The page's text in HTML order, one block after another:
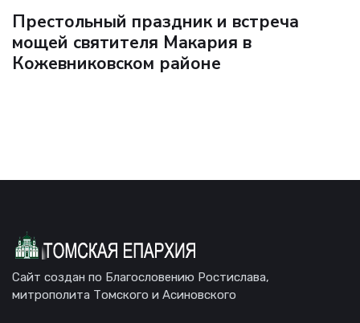
Престольный праздник и встреча
мощей святителя Макария в
Кожевниковском районе
Сайт создан по Благословению Ростислава,
митрополита Томского и Асиновского